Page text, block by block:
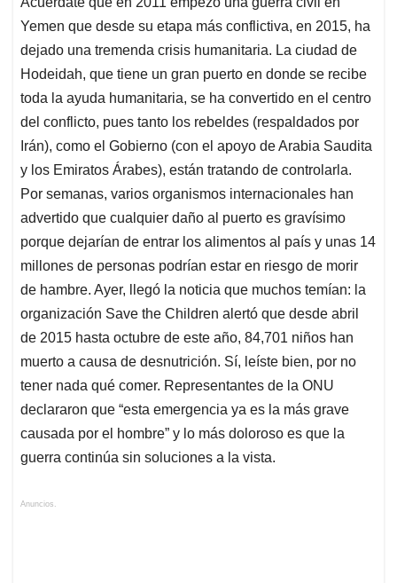
s
A
p
p
b
o
o
k
e
d
I
n
l
a
d
s
Yemen que desde su etapa más conflictiva, en 2015, ha
dejado una tremenda crisis humanitaria. La ciudad de
Hodeidah, que tiene un gran puerto en donde se recibe
toda la ayuda humanitaria, se ha convertido en el centro
del conflicto, pues tanto los rebeldes (respaldados por
Irán), como el Gobierno (con el apoyo de Arabia Saudita
y los Emiratos Árabes), están tratando de controlarla.
Por semanas, varios organismos internacionales han
advertido que cualquier daño al puerto es gravísimo
porque dejarían de entrar los alimentos al país y unas 14
millones de personas podrían estar en riesgo de morir
de hambre. Ayer, llegó la noticia que muchos temían: la
organización Save the Children alertó que desde abril
de 2015 hasta octubre de este año, 84,701 niños han
muerto a causa de desnutrición. Sí, leíste bien, por no
tener nada qué comer. Representantes de la ONU
declararon que “esta emergencia ya es la más grave
causada por el hombre” y lo más doloroso es que la
guerra continúa sin soluciones a la vista.
Anuncios.